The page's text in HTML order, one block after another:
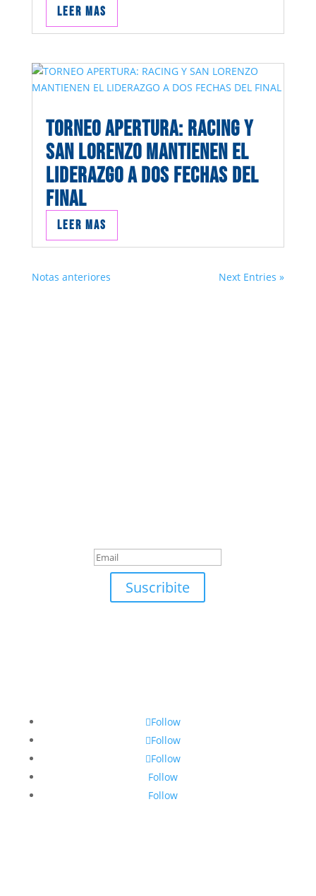
Leer mas
TORNEO APERTURA: RACING Y
SAN LORENZO MANTIENEN EL
LIDERAZGO A DOS FECHAS DEL
FINAL
Leer mas
Notas anteriores Next Entries »
Suscribite
Follow
Follow
Follow
Follow
Follow